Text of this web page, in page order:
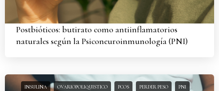
Postbióticos: butirato como antiinflamatorios
naturales según la Psiconeuroinmunología (PNI)
INSULINA OVARIOPOLIQUISTICO PCOS PERDER PESO PNI